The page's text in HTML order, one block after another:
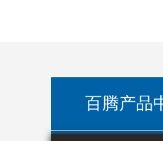
百腾产品